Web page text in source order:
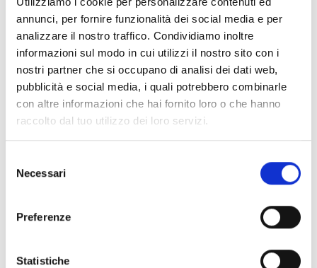
annunci, per fornire funzionalità dei social media e per
analizzare il nostro traffico. Condividiamo inoltre
informazioni sul modo in cui utilizzi il nostro sito con i
nostri partner che si occupano di analisi dei dati web,
pubblicità e social media, i quali potrebbero combinarle
con altre informazioni che hai fornito loro o che hanno
raccolto dal tuo utilizzo dei loro servizi.
delNecessari
Preferenze
Statistiche
Città di Milano
Hauptstraße 23
39029 Sulden am Ortler
info@ortlergebiet.it
Posizione